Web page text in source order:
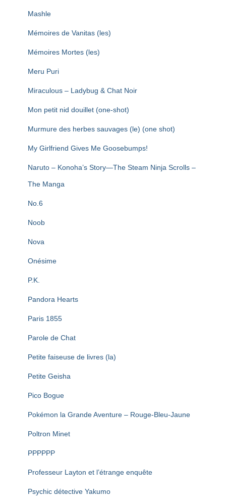
Mashle
Mémoires de Vanitas (les)
Mémoires Mortes (les)
Meru Puri
Miraculous – Ladybug & Chat Noir
Mon petit nid douillet (one-shot)
Murmure des herbes sauvages (le) (one shot)
My Girlfriend Gives Me Goosebumps!
Naruto – Konoha’s Story—The Steam Ninja Scrolls –
The Manga
No.6
Noob
Nova
Onésime
P.K.
Pandora Hearts
Paris 1855
Parole de Chat
Petite faiseuse de livres (la)
Petite Geisha
Pico Bogue
Pokémon la Grande Aventure – Rouge-Bleu-Jaune
Poltron Minet
PPPPPP
Professeur Layton et l’étrange enquête
Psychic détective Yakumo